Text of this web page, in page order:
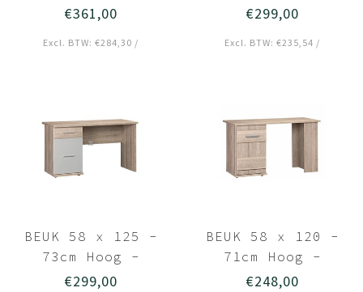
Bureau 4 laden -
Wouw
€361,00
Excl. BTW: €284,30 /
Bureau 1 Lade -
€299,00
Excl. BTW: €235,54 /
BEUK 58 x 125 -
73cm Hoog -
Bureau 1 Lade -
€299,00
BEUK 58 x 120 -
71cm Hoog -
Bureau met opberg
€248,00